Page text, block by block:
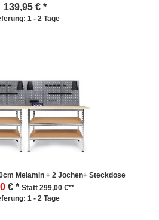
139,95 € *
1 - 2 Tage
Melamin + 2 Jochen+ Steckdose
€ * Statt 299,00 €**
1 - 2 Tage